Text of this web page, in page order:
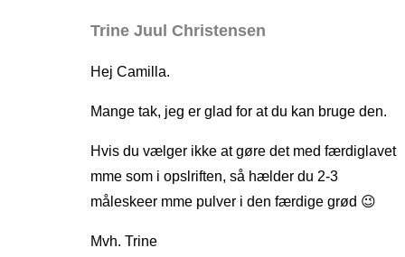
Trine Juul Christensen
Hej Camilla.
Mange tak, jeg er glad for at du kan bruge den.
Hvis du vælger ikke at gøre det med færdiglavet
mme som i opslriften, så hælder du 2-3
måleskeer mme pulver i den færdige grød 😉
Mvh. Trine